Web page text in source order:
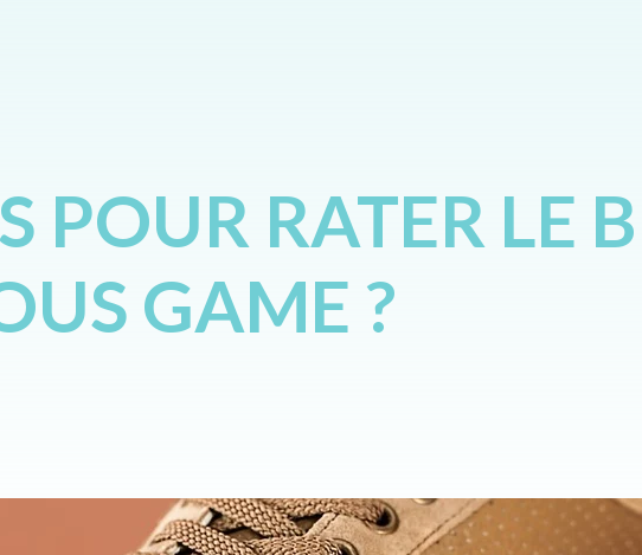
POUR RATER LE
GAME ?